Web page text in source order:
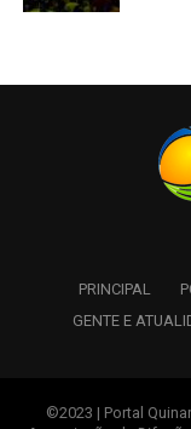
PRINCIPAL
GENTE E
©2023 | Portal